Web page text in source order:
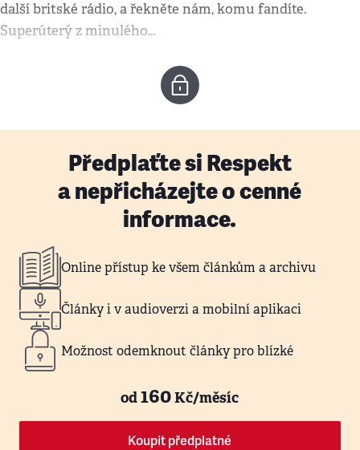
další britské rádio, a řekněte nám, komu fandíte.
Superúterý z minulého…
Předplaťte si Respekt
a nepřicházejte o cenné
informace.
Online přístup ke všem článkům a archivu
Články i v audioverzi a mobilní aplikaci
Možnost odemknout články pro blízké
od160Kč/měsíc
Koupit předplatné